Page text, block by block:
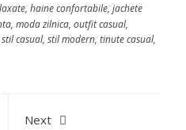
, haine confortabile, jachete
, moda zilnica, outfit casual,
stil casual, stil modern, tinute casual,
Next